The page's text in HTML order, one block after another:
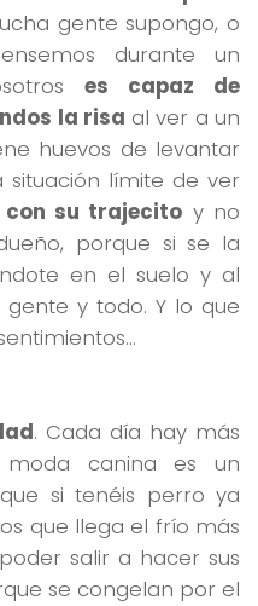
gente supongo, o
durante un
es capaz de
la risa al ver a un
huevos de levantar
situación límite de ver
su trajecito y no
porque si se la
en el suelo y al
y todo. Y lo que
. Cada día hay más
canina es un
si tenéis perro ya
que llega el frío más
salir a hacer sus
se congelan por el